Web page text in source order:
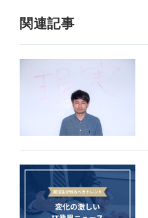
関連記事